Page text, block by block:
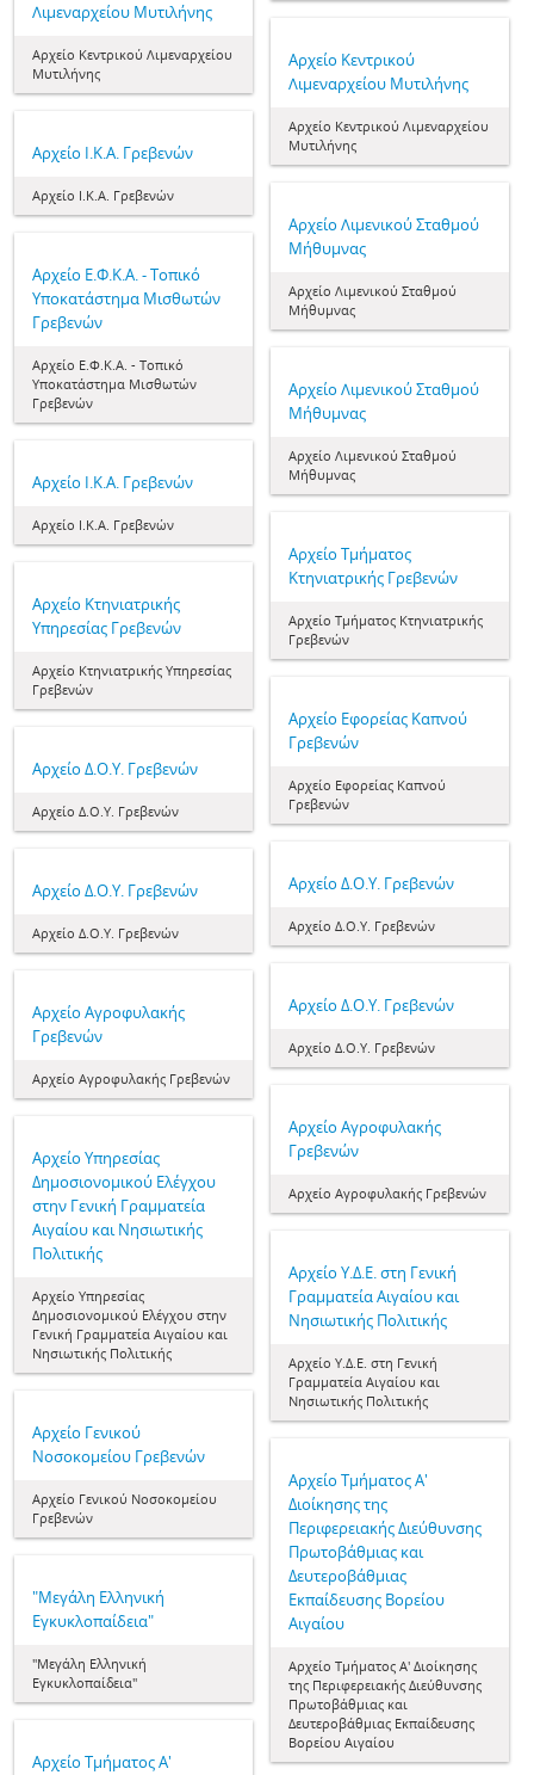
Λιμεναρχείου Μυτιλήνης
Αρχείο Κεντρικού Λιμεναρχείου
Μυτιλήνης
Αρχείο Κεντρικού
Λιμεναρχείου Μυτιλήνης
Αρχείο Κεντρικού Λιμεναρχείου
Μυτιλήνης
Αρχείο Ι.Κ.Α. Γρεβενών
Αρχείο Ι.Κ.Α. Γρεβενών
Αρχείο Λιμενικού Σταθμού
Μήθυμνας
Αρχείο Λιμενικού Σταθμού
Μήθυμνας
Αρχείο Ε.Φ.Κ.Α. - Τοπικό
Υποκατάστημα Μισθωτών
Γρεβενών
Αρχείο Ε.Φ.Κ.Α. - Τοπικό
Υποκατάστημα Μισθωτών
Γρεβενών
Αρχείο Λιμενικού Σταθμού
Μήθυμνας
Αρχείο Λιμενικού Σταθμού
Μήθυμνας
Αρχείο Ι.Κ.Α. Γρεβενών
Αρχείο Ι.Κ.Α. Γρεβενών
Αρχείο Τμήματος
Κτηνιατρικής Γρεβενών
Αρχείο Τμήματος Κτηνιατρικής
Γρεβενών
Αρχείο Κτηνιατρικής
Υπηρεσίας Γρεβενών
Αρχείο Κτηνιατρικής Υπηρεσίας
Γρεβενών
Αρχείο Εφορείας Καπνού
Γρεβενών
Αρχείο Εφορείας Καπνού
Γρεβενών
Αρχείο Δ.Ο.Υ. Γρεβενών
Αρχείο Δ.Ο.Υ. Γρεβενών
Αρχείο Δ.Ο.Υ. Γρεβενών
Αρχείο Δ.Ο.Υ. Γρεβενών
Αρχείο Δ.Ο.Υ. Γρεβενών
Αρχείο Δ.Ο.Υ. Γρεβενών
Αρχείο Δ.Ο.Υ. Γρεβενών
Αρχείο Δ.Ο.Υ. Γρεβενών
Αρχείο Αγροφυλακής
Γρεβενών
Αρχείο Αγροφυλακής Γρεβενών
Αρχείο Αγροφυλακής
Γρεβενών
Αρχείο Αγροφυλακής Γρεβενών
Αρχείο Υπηρεσίας
Δημοσιονομικού Ελέγχου
στην Γενική Γραμματεία
Αιγαίου και Νησιωτικής
Πολιτικής
Αρχείο Υπηρεσίας
Δημοσιονομικού Ελέγχου στην
Γενική Γραμματεία Αιγαίου και
Νησιωτικής Πολιτικής
Αρχείο Υ.Δ.Ε. στη Γενική
Γραμματεία Αιγαίου και
Νησιωτικής Πολιτικής
Αρχείο Υ.Δ.Ε. στη Γενική
Γραμματεία Αιγαίου και
Νησιωτικής Πολιτικής
Αρχείο Γενικού
Νοσοκομείου Γρεβενών
Αρχείο Γενικού Νοσοκομείου
Γρεβενών
Αρχείο Τμήματος Α'
Διοίκησης της
Περιφερειακής Διεύθυνσης
Πρωτοβάθμιας και
Δευτεροβάθμιας
Εκπαίδευσης Βορείου
Αιγαίου
Αρχείο Τμήματος Α' Διοίκησης
της Περιφερειακής Διεύθυνσης
Πρωτοβάθμιας και
Δευτεροβάθμιας Εκπαίδευσης
Βορείου Αιγαίου
"Μεγάλη Ελληνική
Εγκυκλοπαίδεια"
"Μεγάλη Ελληνική
Εγκυκλοπαίδεια"
Αρχείο Τμήματος Α'